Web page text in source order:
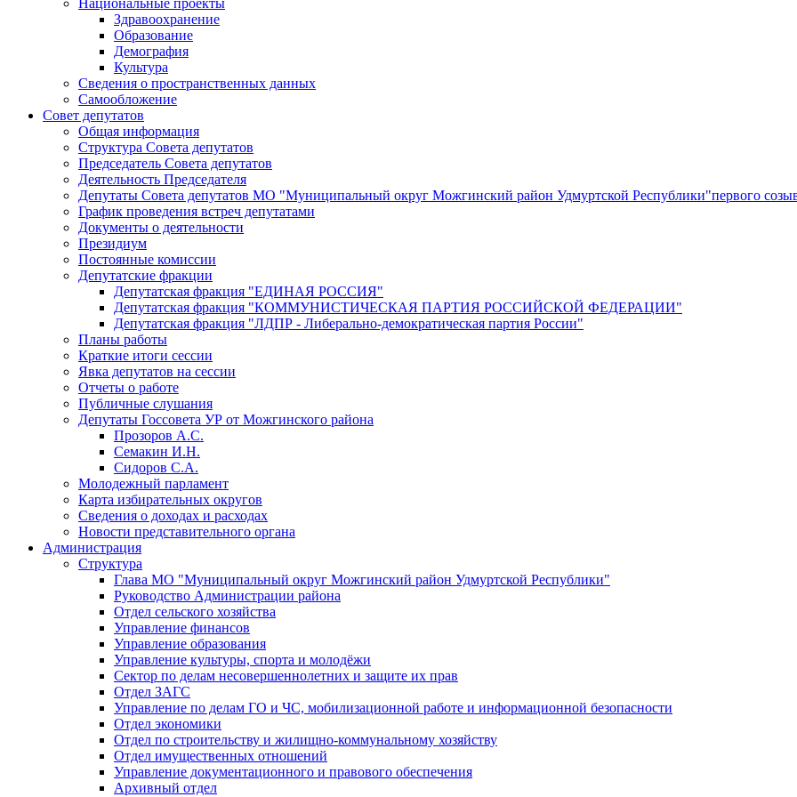
Здравоохранение
Образование
Демография
Культура
Сведения о пространственных данных
Самообложение
Совет депутатов
Общая информация
Структура Совета депутатов
Председатель Совета депутатов
Деятельность Председателя
Депутаты Совета депутатов МО "Муниципальный округ Можгинский район Удмуртской Республики"первого
График проведения встреч депутатами
Документы о деятельности
Президиум
Постоянные комиссии
Депутатские фракции
Депутатская фракция "ЕДИНАЯ РОССИЯ"
Депутатская фракция "КОММУНИСТИЧЕСКАЯ ПАРТИЯ РОССИЙСКОЙ ФЕДЕРАЦИИ"
Депутатская фракция "ЛДПР - Либерально-демократическая партия России"
Планы работы
Краткие итоги сессии
Явка депутатов на сессии
Отчеты о работе
Публичные слушания
Депутаты Госсовета УР от Можгинского района
Прозоров А.С.
Семакин И.Н.
Сидоров С.А.
Молодежный парламент
Карта избирательных округов
Сведения о доходах и расходах
Новости представительного органа
Администрация
Структура
Глава МО "Муниципальный округ Можгинский район Удмуртской Республики"
Руководство Администрации района
Отдел сельского хозяйства
Управление финансов
Управление образования
Управление культуры, спорта и молодёжи
Сектор по делам несовершеннолетних и защите их прав
Отдел ЗАГС
Управление по делам ГО и ЧС, мобилизационной работе и информационной безопасности
Отдел экономики
Отдел по строительству и жилищно-коммунальному хозяйству
Отдел имущественных отношений
Управление документационного и правового обеспечения
Архивный отдел